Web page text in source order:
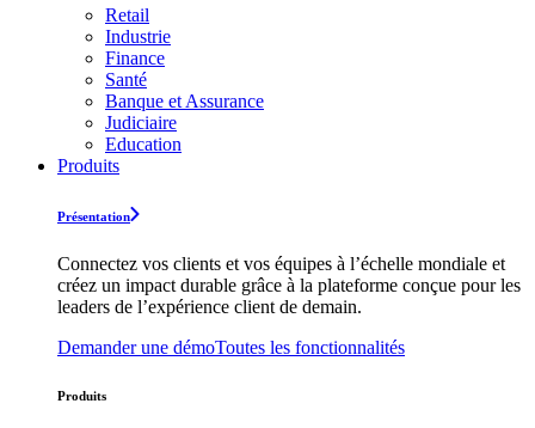
Retail
Industrie
Finance
Santé
Banque et Assurance
Judiciaire
Education
Produits
Présentation
Connectez vos clients et vos équipes à l’échelle mondiale et
créez un impact durable grâce à la plateforme conçue pour les
leaders de l’expérience client de demain.
Demander une démoToutes les fonctionnalités
Produits